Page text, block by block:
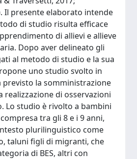
Il presente elaborato intende
di studio risulta efficace
di allievi e allieve
Dopo aver delineato gli
al metodo di studio e la sua
uno studio svolto in
previsto la somministrazione
realizzazione di osservazioni
Lo studio è rivolto a bambini
tra gli 8 e i 9 anni,
plurilinguistico come
taluni figli di migranti, che
di BES, altri con